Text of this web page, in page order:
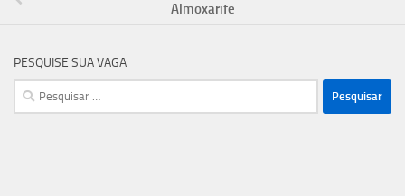
Almoxarife
PESQUISE SUA VAGA
Pesquisar
por: